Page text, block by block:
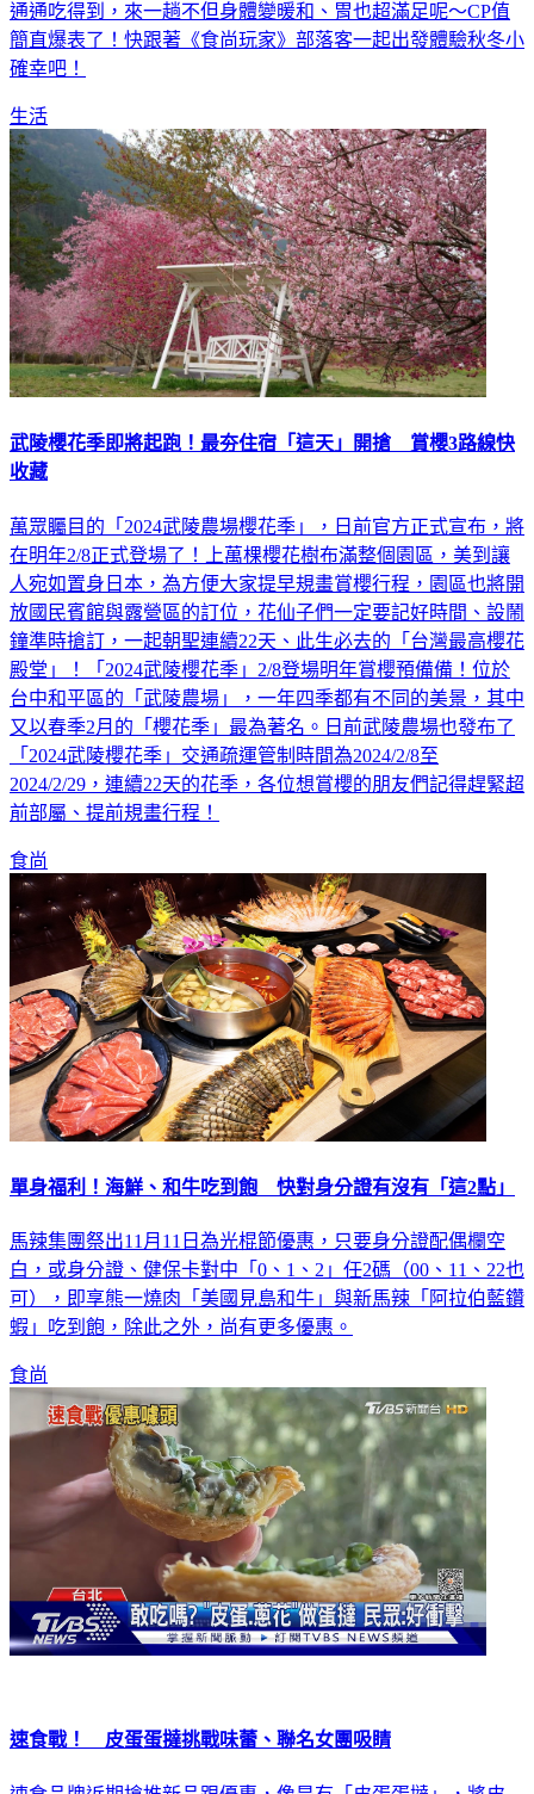
通通吃得到，來一趟不但身體變暖和、胃也超滿足呢～CP值
簡直爆表了！快跟著《食尚玩家》部落客一起出發體驗秋冬小
確幸吧！
生活
武陵櫻花季即將起跑！最夯住宿「這天」開搶 賞櫻3路線快
收藏
萬眾矚目的「2024武陵農場櫻花季」，日前官方正式宣布，將
在明年2/8正式登場了！上萬棵櫻花樹布滿整個園區，美到讓
人宛如置身日本，為方便大家提早規畫賞櫻行程，園區也將開
放國民賓館與露營區的訂位，花仙子們一定要記好時間、設鬧
鐘準時搶訂，一起朝聖連續22天、此生必去的「台灣最高櫻花
殿堂」！「2024武陵櫻花季」2/8登場明年賞櫻預備備！位於
台中和平區的「武陵農場」，一年四季都有不同的美景，其中
又以春季2月的「櫻花季」最為著名。日前武陵農場也發布了
「2024武陵櫻花季」交通疏運管制時間為2024/2/8至
2024/2/29，連續22天的花季，各位想賞櫻的朋友們記得趕緊超
前部屬、提前規畫行程！
食尚
單身福利！海鮮、和牛吃到飽 快對身分證有沒有「這2點」
馬辣集團祭出11月11日為光棍節優惠，只要身分證配偶欄空
白，或身分證、健保卡對中「0、1、2」任2碼（00、11、22也
可），即享熊一燒肉「美國見島和牛」與新馬辣「阿拉伯藍鑽
蝦」吃到飽，除此之外，尚有更多優惠。
食尚
速食戰！ 皮蛋蛋撻挑戰味蕾、聯名女團吸睛